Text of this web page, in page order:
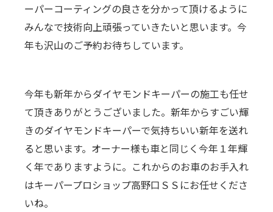
ーパーコーティングの良さを分かって頂けるように
みんなで技術向上頑張っていきたいと思います。今
年も沢山のご予約お待ちしています。
今年も新年からダイヤモンドキーパーの施工も任せ
て頂きありがとうございました。新年からすごい輝
きのダイヤモンドキーパーで気持ちいい新年を送れ
ると思います。オーナー様も車と同じく今年１年輝
く年でありますように。これからのお車のお手入れ
はキーパープロショップ高野口ＳＳにお任せくださ
いね。